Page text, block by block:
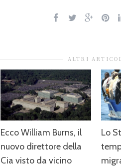
ALTRI
Ecco William Burns, il
nuovo direttore della
Cia visto da vicino
Lo